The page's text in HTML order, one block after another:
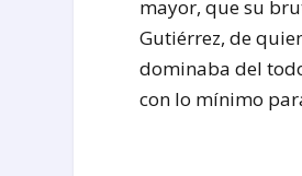
mayor, que su
Gutiérrez, de
dominaba del
con lo mínimo